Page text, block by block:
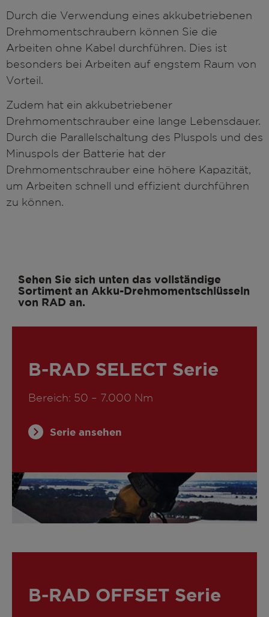
Durch die Verwendung eines akkubetriebenen
Drehmomentschraubern können Sie die
Arbeiten ohne Kabel durchführen. Dies ist
besonders bei Arbeiten auf engstem Raum von
Vorteil.
Zudem hat ein akkubetriebener
Drehmomentschrauber eine lange Lebensdauer.
Durch die Parallelschaltung des Pluspols und des
Minuspols der Batterie hat der
Drehmomentschrauber eine höhere Kapazität,
um Arbeiten schnell und effizient durchführen
zu können.
Sehen Sie sich unten das vollständige
Sortiment an Akku-Drehmomentschlüsseln
von RAD an.
B-RAD SELECT Serie
Bereich: 50 – 7.000 Nm
Serie ansehen
B-RAD OFFSET Serie